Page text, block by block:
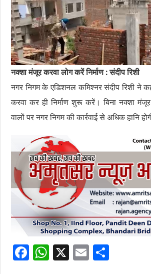
नक्शा मंजूर करवा लोग करें निर्माण : संदीप रिशी
नगर निगम के एडिशनल कमिश्नर संदीप रिशी ने
करवा कर ही निर्माण शुरू करें। बिना नक्शा
वालों पर नगर निगम की कार्रवाई से अधिक हानि
F
W X
E